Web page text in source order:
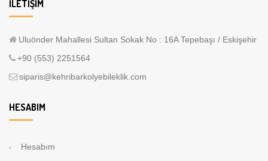
İLETIŞIM
Uluönder Mahallesi Sultan Sokak No : 16A Tepebaşı / Eskişehir
+90 (553) 2251564
siparis@kehribarkolyebileklik.com
HESABIM
Hesabım